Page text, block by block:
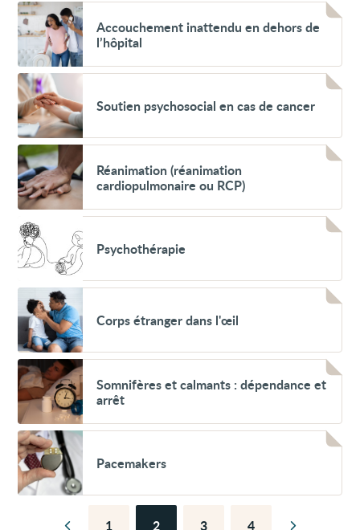
Voir
Accouchement
inattendu
en
dehors
de
l’hôpital
Accouchement inattendu en dehors de
l’hôpital
Voir
Soutien
psychosocial
en
cas
de
cancer
Soutien psychosocial en cas de cancer
Voir
Réanimation
(réanimation
cardiopulmonaire
ou
Réanimation (réanimation
cardiopulmonaire ou RCP)
Voir
Psychothérapie
Psychothérapie
Voir
Corps
étranger
dans
l'œil
Corps étranger dans l'œil
Voir
Somnifères
et
calmants :
dépendance
et
arrêt
Somnifères et calmants : dépendance et
arrêt
Voir
Pacemakers
Pacemakers
1 2 3 4